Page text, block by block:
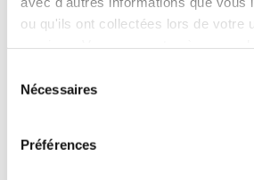
ou qu'ils ont collectées lors de votre
Nécessaires
Préférences
MBDA* et Safran Electronics &
Thundart, un système d’artillerie de
programme Frappe Longue Portée
par la Direction générale de l’armement
km. L’objectif est de porter la frappe
une munition guidée conçue pour des